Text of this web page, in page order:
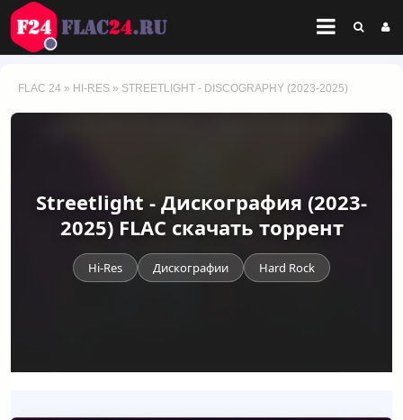
FLAC 24 » HI-RES » STREETLIGHT - DISCOGRAPHY (2023-2025)
Streetlight - Дискография (2023-
2025) FLAC скачать торрент
Hi-Res Дискографии Hard Rock